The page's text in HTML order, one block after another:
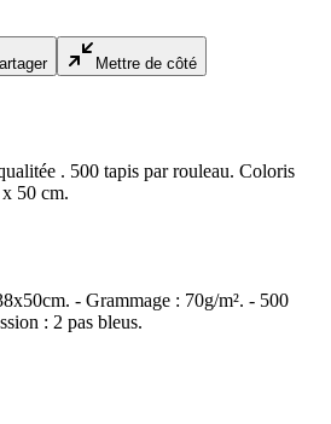
Mettre de côté
. 500 tapis par rouleau. Coloris
50 cm.
- Grammage : 70g/m². - 500
: 2 pas bleus.